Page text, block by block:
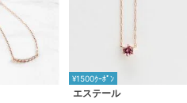
¥1500ｸｰﾎﾟﾝ
エステール